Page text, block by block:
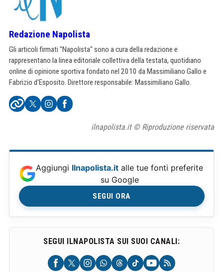
Redazione Napolista
Gli articoli firmati "Napolista" sono a cura della redazione e
rappresentano la linea editoriale collettiva della testata, quotidiano
online di opinione sportiva fondato nel 2010 da Massimiliano Gallo e
Fabrizio d'Esposito. Direttore responsabile: Massimiliano Gallo.
ilnapolista.it © Riproduzione riservata
Aggiungi Ilnapolista.it alle tue fonti preferite
su Google
SEGUI ORA
SEGUI ILNAPOLISTA SUI SUOI CANALI: